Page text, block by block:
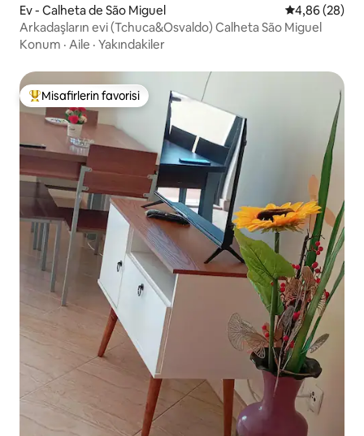
Ev - Calheta de São Miguel 5 üzerinden
4,86 (28)
Arkadaşların evi (Tchuca&Osvaldo) Calheta São Miguel
Konum · Aile · Yakındakiler
Misafirlerin favorilerinden en beğenilenler arasında
Misafirlerin favorisi